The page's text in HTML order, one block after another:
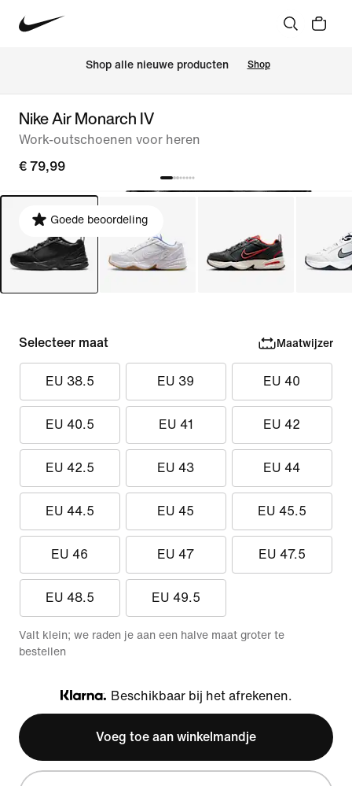
Shop alle nieuwe producten Shop
Nike Air Monarch IV
Work-outschoenen voor heren
€ 79,99
Goede beoordeling
Selecteer maat Maatwijzer
EU 38.5 EU 39 EU 40
EU 40.5 EU 41 EU 42
EU 42.5 EU 43 EU 44
EU 44.5 EU 45 EU 45.5
EU 46 EU 47 EU 47.5
EU 48.5 EU 49.5
Valt klein; we raden je aan een halve maat groter te
bestellen
Klarna
Beschikbaar bij het afrekenen.
Voeg toe aan winkelmandje